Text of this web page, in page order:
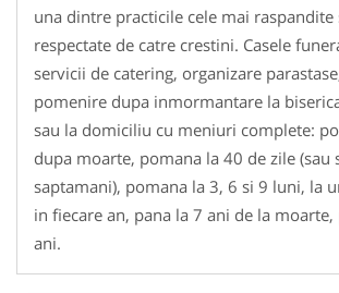
una dintre practicile cele mai raspandite
respectate de catre crestini. Casele
servicii de catering, organizare
pomenire dupa inmormantare la
sau la domiciliu cu meniuri complete:
dupa moarte, pomana la 40 de zile (sau
saptamani), pomana la 3, 6 si 9 luni, la
in fiecare an, pana la 7 ani de la
ani.